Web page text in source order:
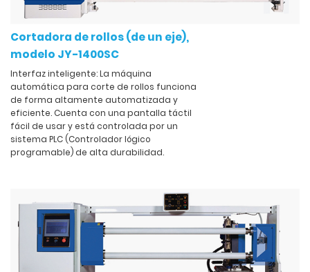
Cortadora de rollos (de un eje),
modelo JY-1400SC
Interfaz inteligente: La máquina
automática para corte de rollos funciona
de forma altamente automatizada y
eficiente. Cuenta con una pantalla táctil
fácil de usar y está controlada por un
sistema PLC (Controlador lógico
programable) de alta durabilidad.